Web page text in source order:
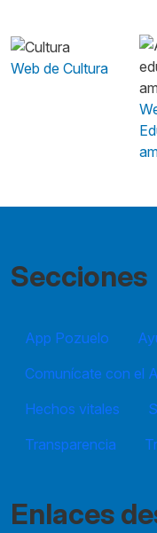
Web de Cultura
Secciones
App Pozuelo
Comunícate con el
Hechos vitales
Transparencia
Enlaces